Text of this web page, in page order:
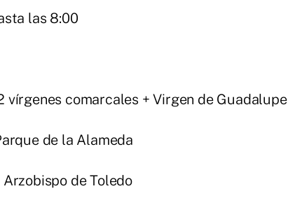
las 8:00
comarcales + Virgen de Guadalupe
de la Alameda
de Toledo